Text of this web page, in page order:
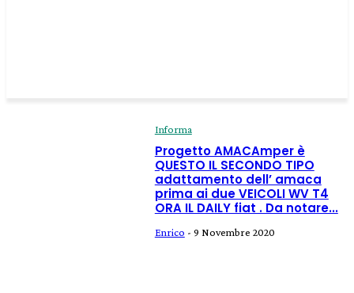
Informa
Progetto AMACAmper è
QUESTO IL SECONDO TIPO
adattamento dell’ amaca
prima ai due VEICOLI WV T4
ORA IL DAILY fiat . Da notare...
Enrico - 9 Novembre 2020